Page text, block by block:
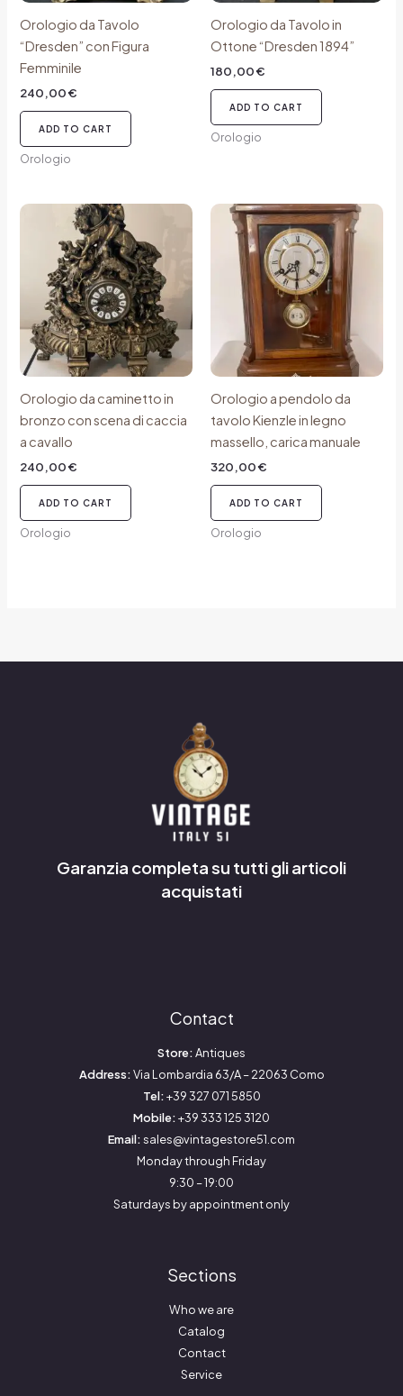
Orologio da Tavolo
“Dresden” con Figura
Femminile
240,00€
ADD TO CART
Orologio
Orologio da Tavolo in
Ottone “Dresden 1894”
180,00€
ADD TO CART
Orologio
Orologio da caminetto in
bronzo con scena di caccia
a cavallo
240,00€
ADD TO CART
Orologio
Orologio a pendolo da
tavolo Kienzle in legno
massello, carica manuale
320,00€
ADD TO CART
Orologio
Garanzia completa su tutti gli articoli
acquistati
Contact
Store:Antiques
Address:Via Lombardia 63/A – 22063 Como
Tel:+39 327 071 5850
Mobile:+39 333 125 3120
Email:sales@vintagestore51.com
Monday through Friday
9:30 – 19:00
Saturdays by appointment only
Sections
Who we are
Catalog
Contact
Service